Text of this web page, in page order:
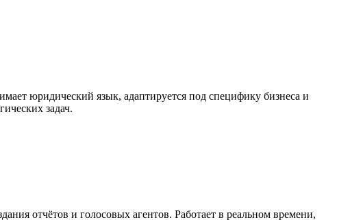
юридический язык, адаптируется под специфику бизнеса и
задач.
отчётов и голосовых агентов. Работает в реальном времени,